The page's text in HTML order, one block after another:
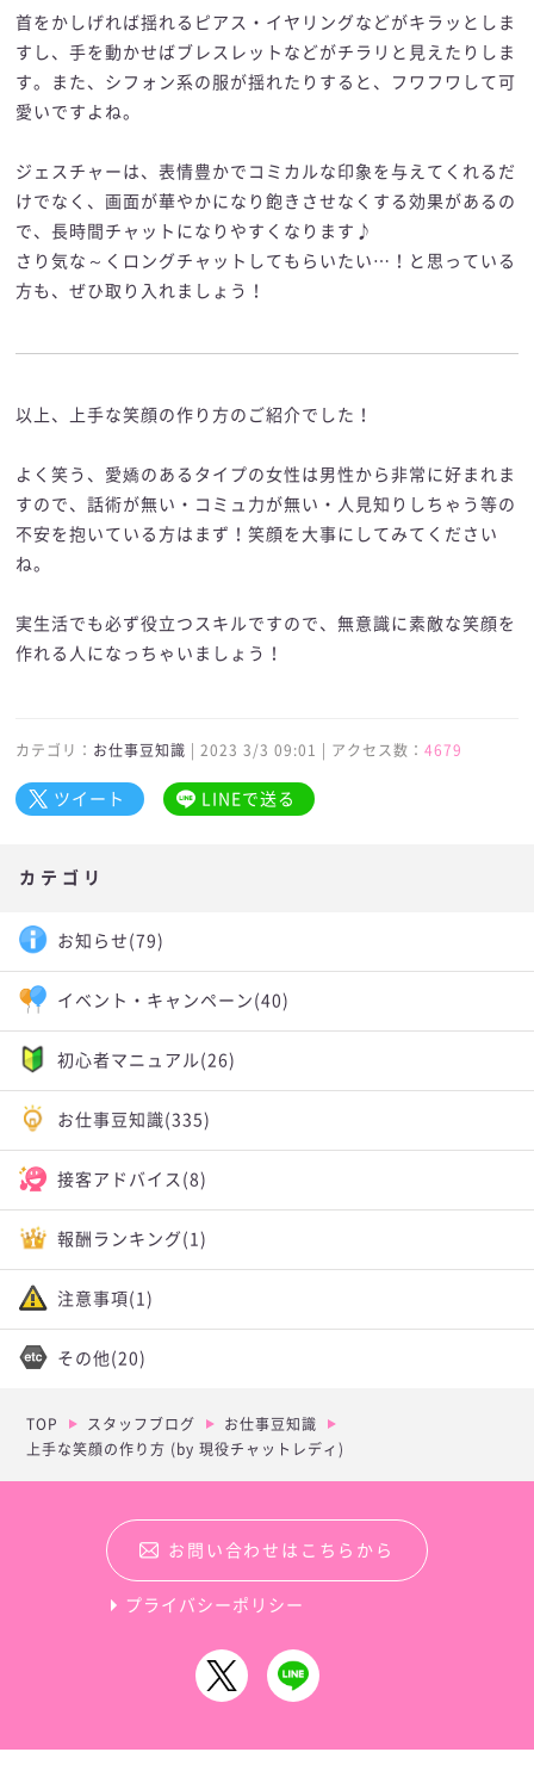
首をかしげれば揺れるピアス・イヤリングなどがキラッとしま
すし、手を動かせばブレスレットなどがチラリと見えたりしま
す。また、シフォン系の服が揺れたりすると、フワフワして可
愛いですよね。
ジェスチャーは、表情豊かでコミカルな印象を与えてくれるだ
けでなく、画面が華やかになり飽きさせなくする効果があるの
で、長時間チャットになりやすくなります♪
さり気な～くロングチャットしてもらいたい…！と思っている
方も、ぜひ取り入れましょう！
以上、上手な笑顔の作り方のご紹介でした！
よく笑う、愛嬌のあるタイプの女性は男性から非常に好まれま
すので、話術が無い・コミュ力が無い・人見知りしちゃう等の
不安を抱いている方はまず！笑顔を大事にしてみてください
ね。
実生活でも必ず役立つスキルですので、無意識に素敵な笑顔を
作れる人になっちゃいましょう！
カテゴリ： お仕事豆知識 | 2023 3/3 09:01 | アクセス数：4679
ツイート LINEで送る
カテゴリ
お知らせ (79)
イベント・キャンペーン (40)
初心者マニュアル(26)
お仕事豆知識(335)
接客アドバイス (8)
報酬ランキング (1)
注意事項(1)
その他 (20)
TOP スタッフブログ
お仕事豆知識
上手な笑顔の作り方 (by 現役チャットレディ)
お問い合わせはこちらから
プライバシーポリシー